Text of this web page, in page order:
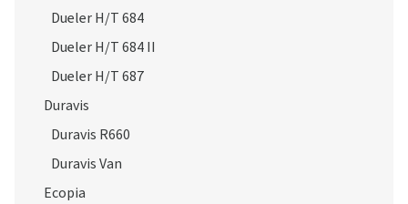
Dueler H/T 684
Dueler H/T 684 II
Dueler H/T 687
Duravis
Duravis R660
Duravis Van
Ecopia